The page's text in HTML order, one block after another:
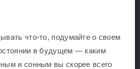
что-то, подумайте о своем
в будущем — каким
и сонным вы скорее всего